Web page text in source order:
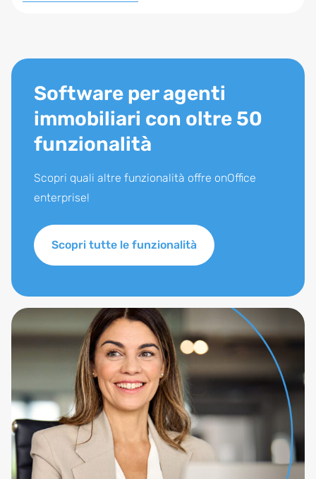
Software per agenti
immobiliari con oltre 50
funzionalità
Scopri quali altre funzionalità offre onOffice
enterprise!
Scopri tutte le funzionalità